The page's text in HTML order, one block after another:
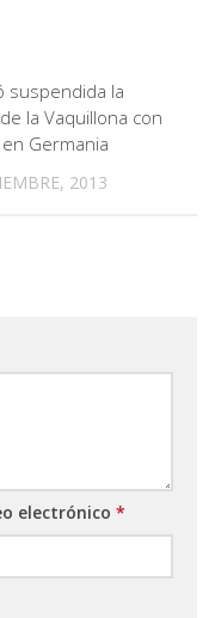
suspendida la
la Vaquillona con
Germania
2013
electrónico *